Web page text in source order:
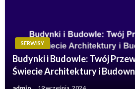
SERWISY
Budynki i Budowle: Twój
Świecie Architektury i